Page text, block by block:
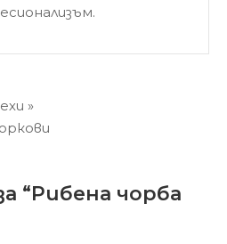
»
“Рибена чорба